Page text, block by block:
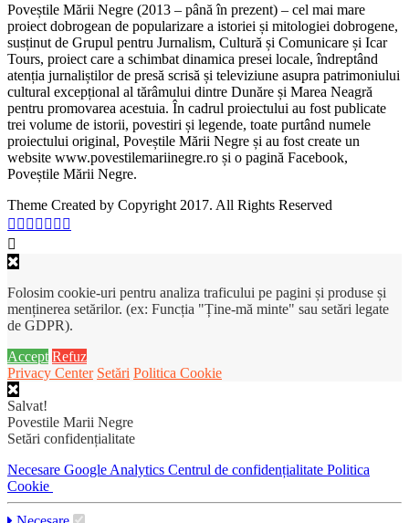
Poveștile Mării Negre (2013 – până în prezent) – cel mai mare
proiect dobrogean de popularizare a istoriei și mitologiei dobrogene,
susținut de Grupul pentru Jurnalism, Cultură și Comunicare și Icar
Tours, proiect care a schimbat dinamica presei locale, îndreptând
atenția jurnaliștilor de presă scrisă și televiziune asupra patrimoniului
cultural excepțional al tărâmului dintre Dunăre și Marea Neagră
pentru promovarea acestuia. În cadrul proiectului au fost publicate
trei volume de istorii, povestiri și legende, toate purtând numele
proiectului original, Poveștile Mării Negre și au fost create un
website www.povestilemariinegre.ro și o pagină Facebook,
Poveștile Mării Negre.
Theme Created by Copyright 2017. All Rights Reserved
Folosim cookie-uri pentru analiza traficului pe pagini și produse și
menținerea setărilor. (ex: Funcția "Ține-mă minte" sau setări legate
de GDPR).
Accept Refuz
Privacy Center Setări Politica Cookie
Salvat!
Povestile Marii Negre
Setări confidențialitate
Necesare Google Analytics Centrul de confidențialitate Politica
Cookie